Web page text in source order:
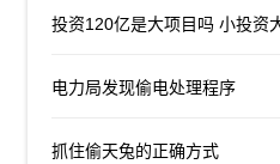
投资120亿是大项目吗 小投资
电力局发现偷电处理程序
抓住偷天兔的正确方式